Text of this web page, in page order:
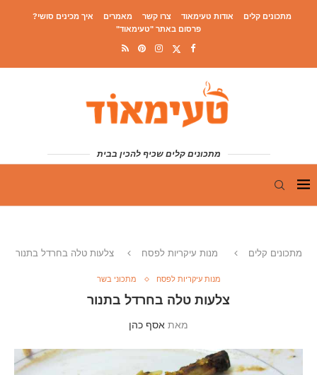
מתכונים קלים אודות טעימאוד צרו קשר מאמרים
איך מכינים סושי?
פרסום באתר "טעימאוד"
מתכונים קלים שכיף להכין בבית
מתכונים קלים מנות עיקריות לפסח צלעות טלה בחרדל בתנור
מנות עיקריות לפסח מתכוני בשר
צלעות טלה בחרדל בתנור
מאת אסף כהן